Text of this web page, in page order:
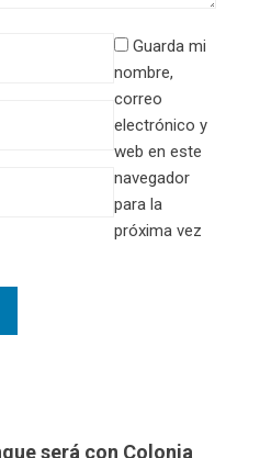
Guarda mi
nombre,
correo
electrónico y
web en este
navegador
para la
próxima vez
será con Colonia